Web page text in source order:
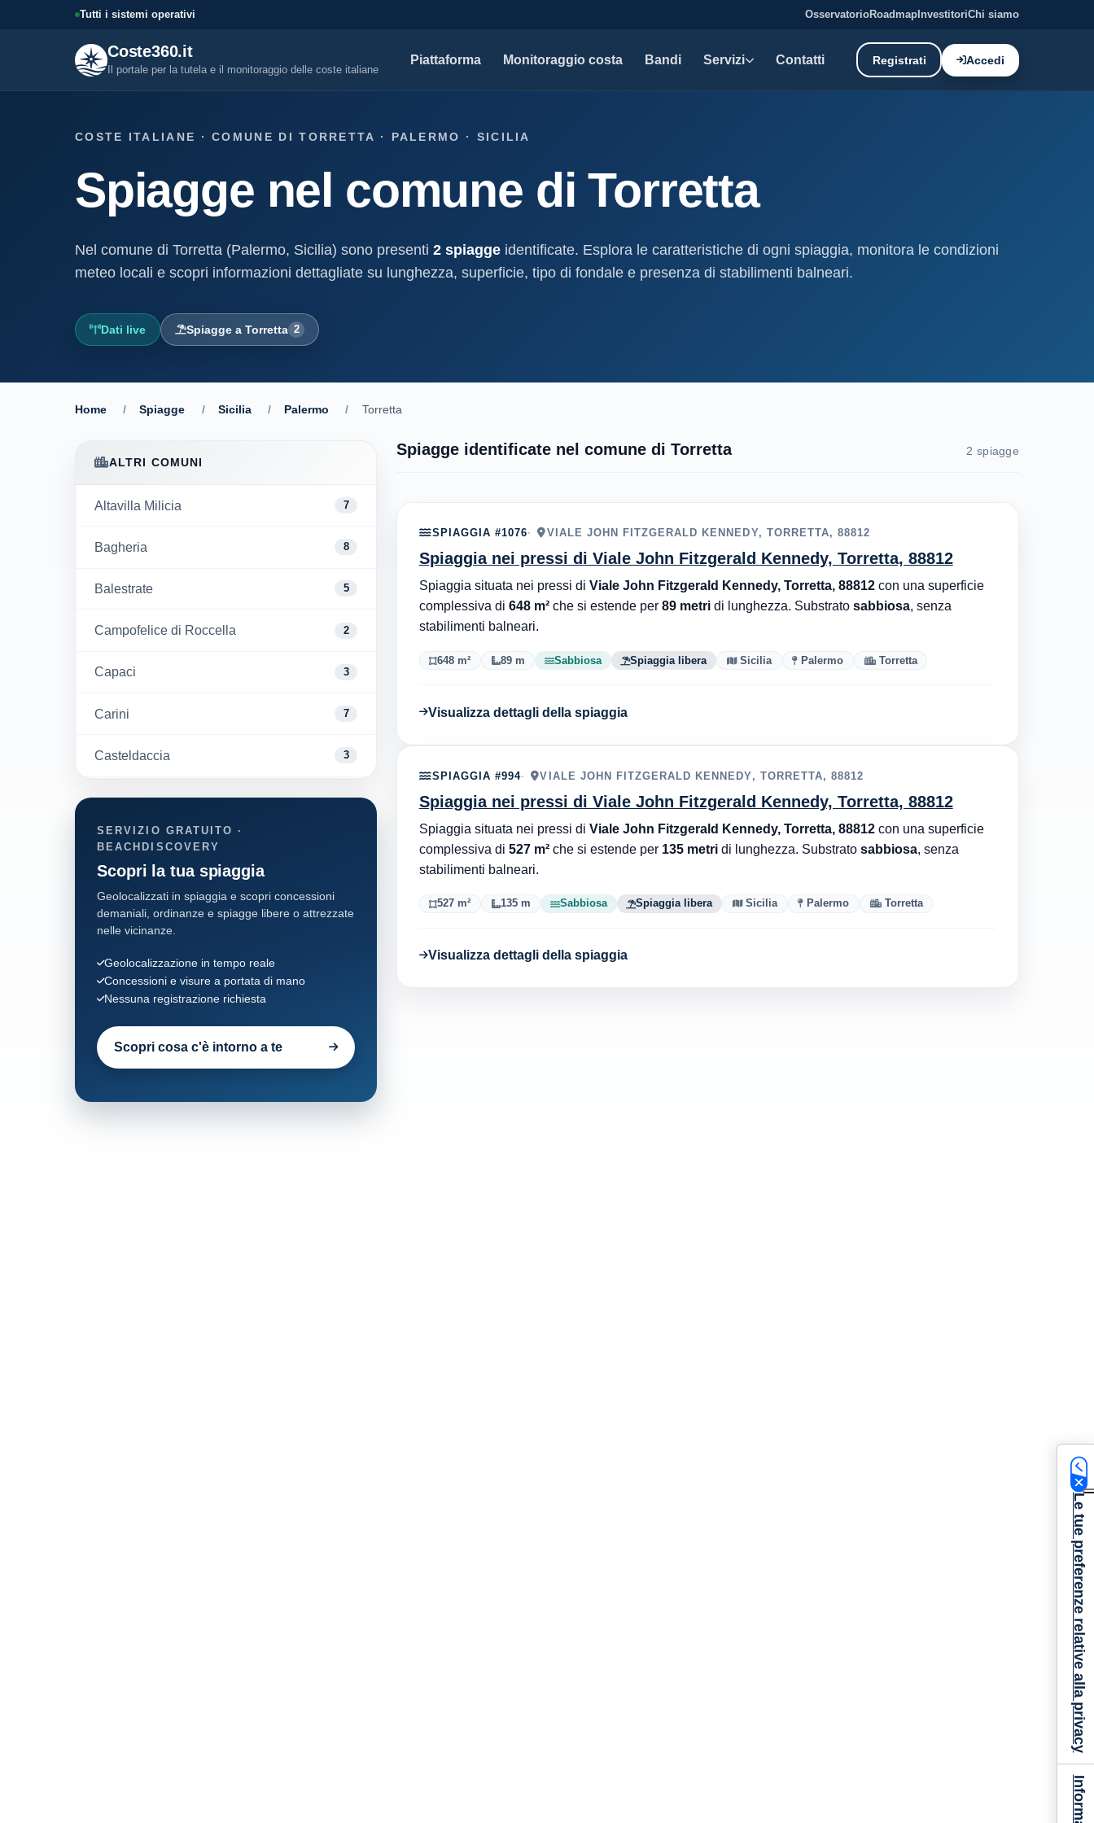
Tutti i sistemi operativi OsservatorioRoadmap InvestitoriChi siamo
Coste360.it
Il portale per la tutela e il monitoraggio delle coste italiane
Piattaforma Monitoraggio costa Bandi Servizi
Visure, fascicoli, verifica concessioni e
altro.
Visura concessione demaniale
Un documento sintetico della concessione
demaniale marittima
demaniale marittima
Storico completo ed evolutivo della
concessione demaniale marittima
Soluzioni per studi tecnici, legali e PA.
Modello D1
Studi geologici costieri
Indagini, perizie e relazioni geologiche per il
marittimo.
Spiagge
Contatti Registrati Accedi
COSTE ITALIANE · COMUNE DI TORRETTA · PALERMO · SICILIA
Spiagge nel comune di Torretta
Nel comune di Torretta (Palermo, Sicilia) sono presenti 2 spiagge identificate. Esplora le caratteristiche di ogni spiaggia, monitora le condizioni
meteo locali e scopri informazioni dettagliate su lunghezza, superficie, tipo di fondale e presenza di stabilimenti balneari.
Dati live Spiagge a Torretta 2
Home / Spiagge / Sicilia / Palermo / Torretta
ALTRI COMUNI
Altavilla Milicia 7
Bagheria 8
Balestrate 5
Campofelice di Roccella 2
Capaci 3
Carini 7
Casteldaccia 3
Cefalu' 32
Cinisi
Ficarazzi
Lascari
Palermo
Santa Flavia
Termini Imerese
SERVIZIO GRATUITO ·
BEACHDISCOVERY
Scopri la tua spiaggia
Geolocalizzati in spiaggia e scopri concessioni
demaniali, ordinanze e spiagge libere o attrezzate
nelle vicinanze.
Geolocalizzazione in tempo reale
Concessioni e visure a portata di mano
Nessuna registrazione richiesta
Scopri cosa c'è intorno a te
Spiagge identificate nel comune di Torretta 2 spiagge
SPIAGGIA #1076 VIALE JOHN FITZGERALD KENNEDY, TORRETTA, 88812
Spiaggia nei pressi di Viale John Fitzgerald Kennedy, Torretta, 88812
Spiaggia situata nei pressi di Viale John Fitzgerald Kennedy, Torretta, 88812con una superficie
complessiva di 648 m²che si estende per 89 metridi lunghezza. Substrato sabbiosa, senza
stabilimenti balneari.
648 m² 89 m Sabbiosa Spiaggia libera Sicilia Palermo Torretta
Visualizza dettagli della spiaggia
SPIAGGIA #994 VIALE JOHN FITZGERALD KENNEDY, TORRETTA, 88812
Spiaggia nei pressi di Viale John Fitzgerald Kennedy, Torretta, 88812
Spiaggia situata nei pressi di Viale John Fitzgerald Kennedy, Torretta, 88812con una superficie
complessiva di 527 m²che si estende per 135 metridi lunghezza. Substrato sabbiosa, senza
stabilimenti balneari.
527 m² 135 m Sabbiosa Spiaggia libera Sicilia Palermo Torretta
Visualizza dettagli della spiaggia
Le tue preferenze relative alla privacy